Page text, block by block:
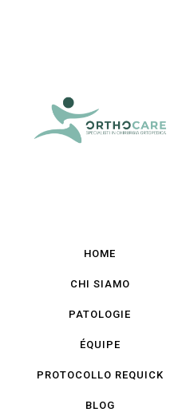
HOME
CHI SIAMO
PATOLOGIE
ÉQUIPE
PROTOCOLLO REQUICK
BLOG